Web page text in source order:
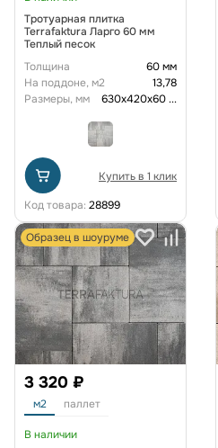
Тротуарная плитка
Terrafaktura Ларго 60 мм
Теплый песок
Толщина
60 мм
На поддоне, м2
13,78
Размеры, мм
630х420х60...
Купить в 1 клик
Код товара: 28899
Образец в шоуруме
3 320 ₽
м2 паллет
В наличии